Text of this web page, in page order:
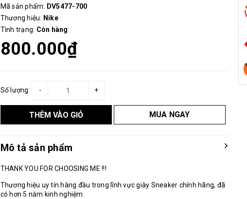
Mã sản phẩm: DV5477-700
Thương hiệu: Nike
Tình trạng: Còn hàng
800.000₫
Số lượng: +
-
THÊM VÀO GIỎ MUA NGAY
Mô tả sản phẩm
THANK YOU FOR CHOOSING ME !!!
Thương hiệu uy tín hàng đầu trong lĩnh vực giày Sneaker chính hãng, đã
có hơn 5 năm kinh nghiệm.